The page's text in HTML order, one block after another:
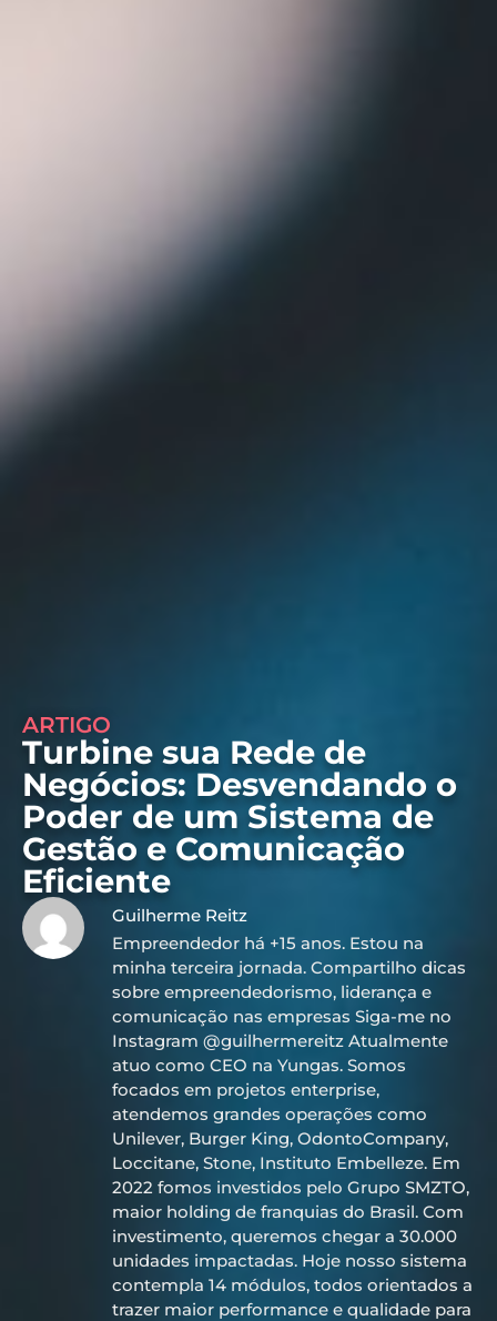
ARTIGO
Turbine sua Rede de
Negócios: Desvendando o
Poder de um Sistema de
Gestão e Comunicação
Eficiente
Guilherme Reitz
Empreendedor há +15 anos. Estou na
minha terceira jornada. Compartilho dicas
sobre empreendedorismo, liderança e
comunicação nas empresas Siga-me no
Instagram @guilhermereitz Atualmente
atuo como CEO na Yungas. Somos
focados em projetos enterprise,
atendemos grandes operações como
Unilever, Burger King, OdontoCompany,
Loccitane, Stone, Instituto Embelleze. Em
2022 fomos investidos pelo Grupo SMZTO,
maior holding de franquias do Brasil. Com
investimento, queremos chegar a 30.000
unidades impactadas. Hoje nosso sistema
contempla 14 módulos, todos orientados a
trazer maior performance e qualidade para